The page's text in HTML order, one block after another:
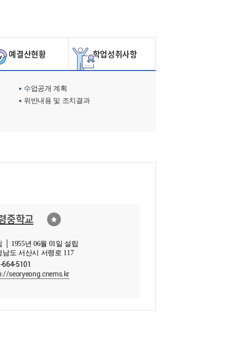
예결산현황 학업성취사항
수업공개 계획
위반내용 및 조치결과
중학교
│ 1955년 06월 01일 설립
남도 서산시 서령로 117
664-5101
seoryeong.cnems.kr